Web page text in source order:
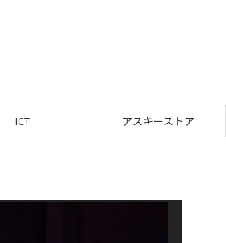
ICT アスキーストア